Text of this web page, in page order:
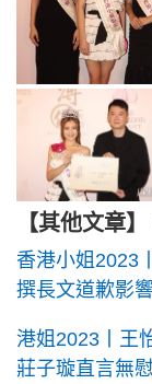
【其他文章】
香港小姐2023
撰長文道歉影
港姐2023丨王
莊子璇直言無